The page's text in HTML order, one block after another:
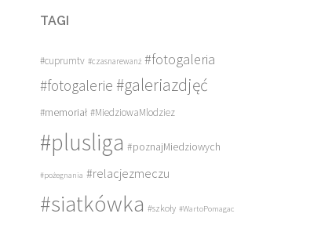
TAGI
#cuprumtv #czasnarewanż #fotogaleria
#fotogalerie #galeriazdjęć
#memoriał #MiedziowaMlodziez
#plusliga #poznajMiedziowych
#pożegnania #relacjezmeczu
#siatkówka #szkoły #WartoPomagac